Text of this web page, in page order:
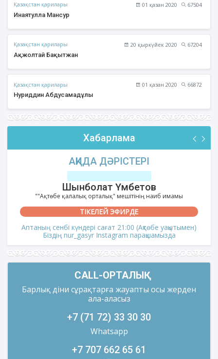
Қазақстан қарилары 01 қазан 2020
67504
Инаятулла Мансур
Қазақстан қарилары 20 қыркүйек 2020
67204
Ақжолтай Бақытжан
Қазақстан қарилары 01 қазан 2020
66872
Нуриддин Абдусамадұлы
Хабарлама
АҚИДА ДӘРІСТЕРІ
Шынболат Үмбетов
""Ақтөбе қалалық орталық" мешітінің наиб имамы
ТІКЕЛЕЙ ЭФИРДЕ
Аптаның сенбі күндері сағат 21:00 (Ақтөбе уақытымен)
Біздің nur_gasyr Instagram парақшамызда
CALL-ОРТАЛЫҚ
Барлық діни сұрақтарға жауапты осы жерден
ала-аласыз
+7 (71 72) 33 30 30
Whatsapp
+7 707 662 65 61